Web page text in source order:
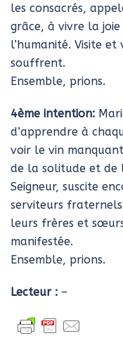
les consacrés,
grâce, à vivre la joie
l’humanité. Visite
souffrent.
Ensemble, prions.
4ème intention:
d’apprendre à
voir le vin
de la solitude et de
Seigneur, suscite
serviteurs
leurs frères et
manifestée.
Ensemble, prions.
Lecteur : –